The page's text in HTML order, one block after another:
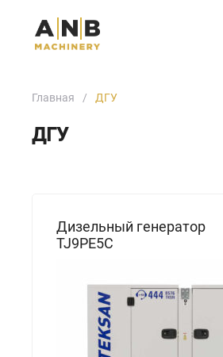
Главная ДГУ
ДГУ
Дизельный генератор
TJ9PE5C